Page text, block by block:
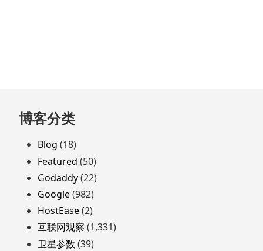
跳
至
页
脚
博客分类
Blog (18)
Featured (50)
Godaddy(22)
Google(982)
HostEase(2)
互联网观察 (1,331)
卫星参数 (39)